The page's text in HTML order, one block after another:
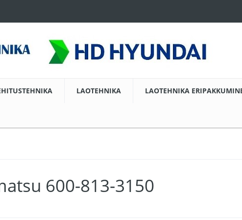
LAOTEHNIKA LAOTEHNIKA
600-813-3150